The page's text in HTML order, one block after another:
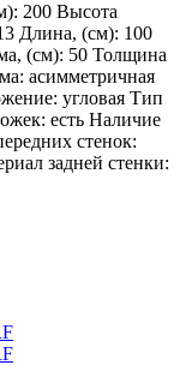
200 Высота
Длина, (см): 100
(см): 50 Толщина
асимметричная
угловая Тип
есть Наличие
стенок:
задней стенки: